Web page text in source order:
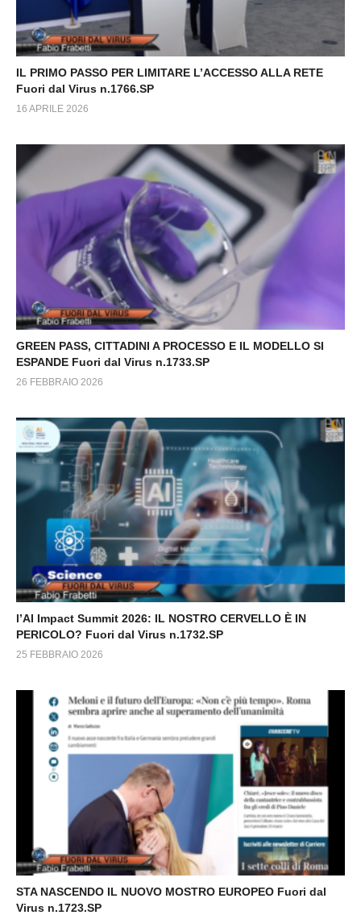
IL PRIMO PASSO PER LIMITARE L’ACCESSO ALLA RETE
Fuori dal Virus n.1766.SP
16 APRILE 2026
GREEN PASS, CITTADINI A PROCESSO E IL MODELLO SI
ESPANDE Fuori dal Virus n.1733.SP
26 FEBBRAIO 2026
l’AI Impact Summit 2026: IL NOSTRO CERVELLO È IN
PERICOLO? Fuori dal Virus n.1732.SP
25 FEBBRAIO 2026
STA NASCENDO IL NUOVO MOSTRO EUROPEO Fuori dal
Virus n.1723.SP